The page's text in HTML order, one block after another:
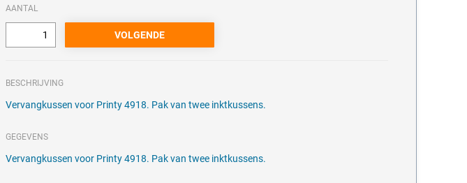
AANTAL
BESCHRIJVING
Vervangkussen voor Printy 4918. Pak van twee inktkussens.
GEGEVENS
Vervangkussen voor Printy 4918. Pak van twee inktkussens.